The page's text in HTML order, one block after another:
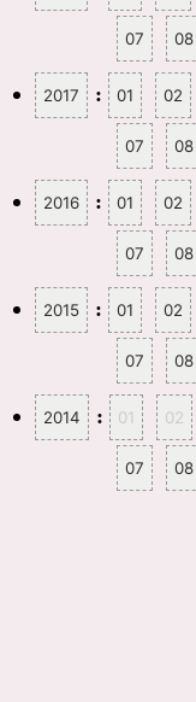
開
き
ま
す
)
07 08
2017 : 01 02
07 08
2016 : 01 02
07 08
2015 : 01 02
07 08
2014 : 01 02
07 08